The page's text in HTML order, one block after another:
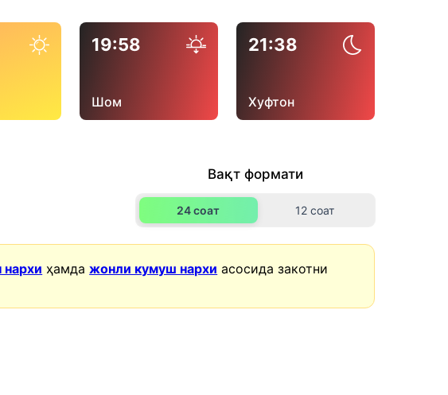
19:58
Шом
21:38
Хуфтон
Вақт формати
24 соат 12 соат
ҳамдажонли кумуш нархи асосида закотни